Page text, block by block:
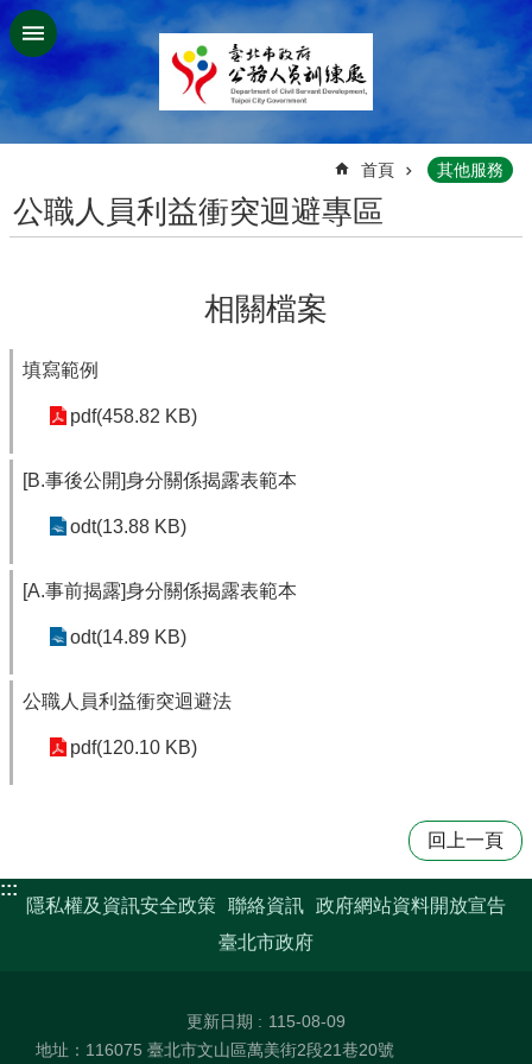
跳到主要內容區塊
首頁 其他服務
公職人員利益衝突迴避專區
相關檔案
填寫範例
pdf(458.82 KB)
[B.事後公開]身分關係揭露表範本
odt(13.88 KB)
[A.事前揭露]身分關係揭露表範本
odt(14.89 KB)
公職人員利益衝突迴避法
pdf(120.10 KB)
回上一頁
:::
隱私權及資訊安全政策 聯絡資訊 政府網站資料開放宣告
臺北市政府
更新日期
115-08-09
地址：116075 臺北市文山區萬美街2段21巷20號